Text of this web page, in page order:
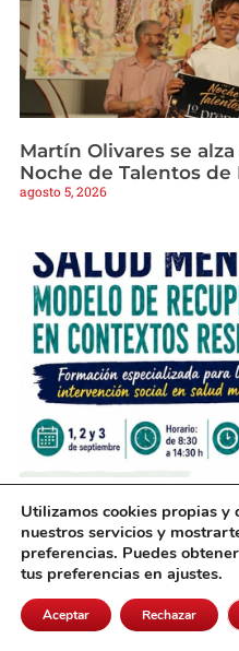
Martín Olivares se
Noche de Talentos de
agosto 5, 2026
Una nueva formación
preparará a
agosto 5, 2026
Utilizamos cookies propias
nuestros servicios y
preferencias. Puedes
tus preferencias en ajustes.
Aceptar Rechazar